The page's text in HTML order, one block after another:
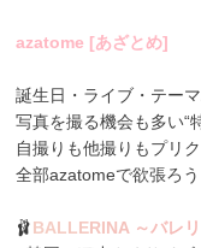
azatome [あざとめ]
誕生日・ライブ・テー
写真を撮る機会も多い“
自撮りも他撮りもプリ
全部azatomeで欲張ろう
🩰BALLERINA ～バレ リ